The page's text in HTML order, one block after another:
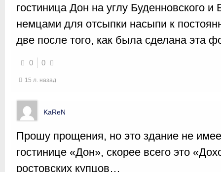
гостиница Дон на углу Буденновского
немцами для отсыпки насыпи к
две после того, как была сделана эта
0 0
15 л. назад
KaReN
Прошу прощения, но это здание не
гостинице «Дон», скорее всего это
ростовских купцов…